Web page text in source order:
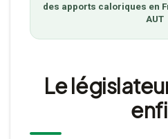
des apports caloriques en
AUT
Le